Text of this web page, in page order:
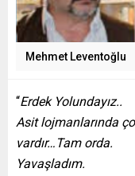
Mehmet Leventoğlu
“Erdek Yolundayız..
Asit lojmanlarında
vardır…Tam orda.
Yavaşladım.